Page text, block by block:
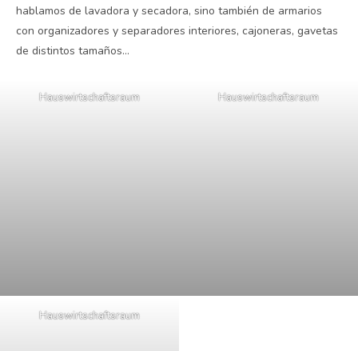
hablamos de lavadora y secadora, sino también de armarios
con organizadores y separadores interiores, cajoneras, gavetas
de distintos tamaños…
Hauswirtschaftsraum Hauswirtschaftsraum
Hauswirtschaftsraum